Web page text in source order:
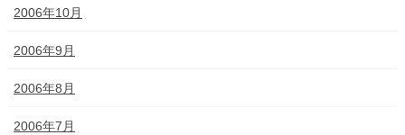
2006年10月
2006年9月
2006年8月
2006年7月